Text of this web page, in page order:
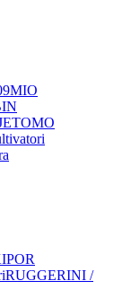
MIO
TOMO
RUGGERINI /